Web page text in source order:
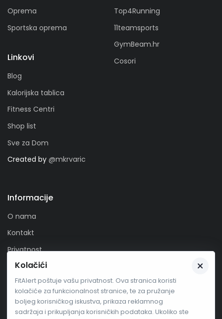
Oprema
Sportska oprema
Linkovi
Blog
Kalorijska tablica
Fitness Centri
Shop list
Sve za Dom
Created by @mkrvaric
Top4Running
11teamsports
GymBeam.hr
Cosori
Informacije
O nama
Kontakt
Privatnost
Zaprati nas
Kolačići
FitAlert poštuje vašu privatnost. Ova stranica koristi
kolačiće za funkcionalnost stranice, te za pružanje
boljeg korisničkog iskustva, prikaza reklamnog
sadržaja i prikupljanja korisničkih podataka. Ukoliko ste